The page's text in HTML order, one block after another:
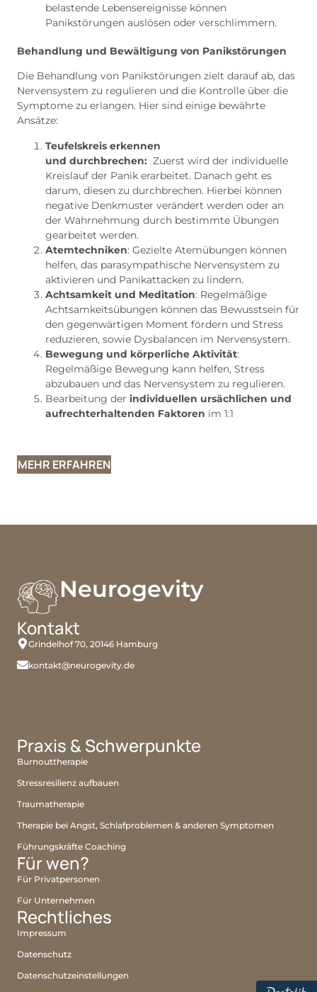
belastende Lebensereignisse können
Panikstörungen auslösen oder verschlimmern.
Behandlung und Bewältigung von Panikstörungen
Die Behandlung von Panikstörungen zielt darauf ab, das
Nervensystem zu regulieren und die Kontrolle über die
Symptome zu erlangen. Hier sind einige bewährte
Ansätze:
Teufelskreis erkennen
und durchbrechen: Zuerst wird der individuelle
Kreislauf der Panik erarbeitet. Danach geht es
darum, diesen zu durchbrechen. Hierbei können
negative Denkmuster verändert werden oder an
der Wahrnehmung durch bestimmte Übungen
gearbeitet werden.
Atemtechniken: Gezielte Atemübungen können
helfen, das parasympathische Nervensystem zu
aktivieren und Panikattacken zu lindern.
Achtsamkeit und Meditation: Regelmäßige
Achtsamkeitsübungen können das Bewusstsein für
den gegenwärtigen Moment fördern und Stress
reduzieren, sowie Dysbalancen im Nervensystem.
Bewegung und körperliche Aktivität:
Regelmäßige Bewegung kann helfen, Stress
abzubauen und das Nervensystem zu regulieren.
Bearbeitung der individuellen ursächlichen und
aufrechterhaltenden Faktoren im 1:1
MEHR ERFAHREN
Neurogevity
Kontakt
Grindelhof 70, 20146 Hamburg
kontakt@neurogevity.de
Praxis & Schwerpunkte
Burnouttherapie
Stressresilienz aufbauen
Traumatherapie
Therapie bei Angst, Schlafproblemen & anderen Symptomen
Führungskräfte Coaching
Für wen?
Für Privatpersonen
Für Unternehmen
Rechtliches
Impressum
Datenschutz
Datenschutz­einstellungen